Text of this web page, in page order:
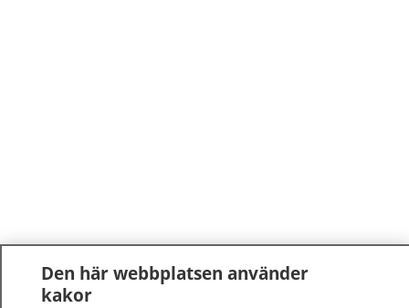
Den här webbplatsen använder
kakor